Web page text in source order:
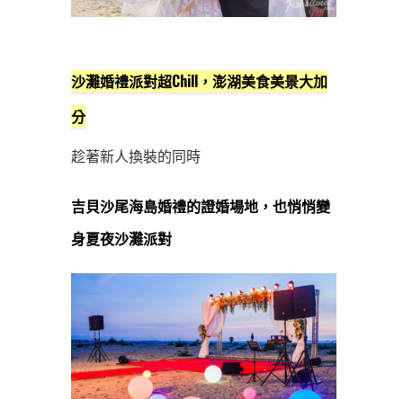
沙灘婚禮派對超Chill，澎湖美食美景大加
分
趁著新人換裝的同時
吉貝沙尾海島婚禮的證婚場地，也悄悄變
身夏夜沙灘派對